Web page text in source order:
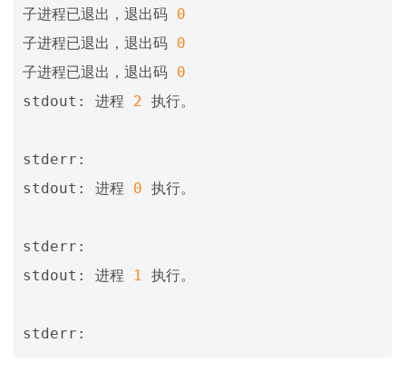
子进程已退出，退出码 0
子进程已退出，退出码 0
子进程已退出，退出码 0
stdout: 进程 2 执行。
stderr:
stdout: 进程 0 执行。
stderr:
stdout: 进程
1 执行。